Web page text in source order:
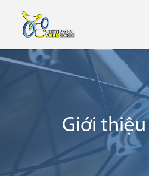
Giới